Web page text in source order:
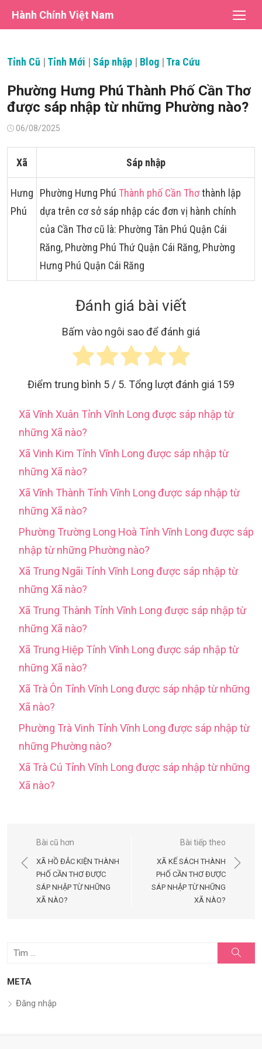
Hành Chính Việt Nam
Tỉnh Cũ | Tỉnh Mới | Sáp nhập | Blog | Tra Cứu
Phường Hưng Phú Thành Phố Cần Thơ
được sáp nhập từ những Phường nào?
Đăng06/08/2025
Xã Sáp nhập
Hưng
Phú
Phường Hưng Phú Thành phố Cần Thơthành lập
dựa trên cơ sở sáp nhập các đơn vị hành chính
của Cần Thơ cũ là: Phường Tân Phú Quận Cái
Răng, Phường Phú Thứ Quận Cái Răng, Phường
Hưng Phú Quận Cái Răng
Đánh giá bài viết
Bấm vào ngôi sao để đánh giá
Điểm trung bình 5 / 5. Tổng lượt đánh giá 159
Xã Vĩnh Xuân Tỉnh Vĩnh Long được sáp nhập từ
những Xã nào?
Xã Vinh Kim Tỉnh Vĩnh Long được sáp nhập từ
những Xã nào?
Xã Vĩnh Thành Tỉnh Vĩnh Long được sáp nhập từ
những Xã nào?
Phường Trường Long Hoà Tỉnh Vĩnh Long được sáp
nhập từ những Phường nào?
Xã Trung Ngãi Tỉnh Vĩnh Long được sáp nhập từ
những Xã nào?
Xã Trung Thành Tỉnh Vĩnh Long được sáp nhập từ
những Xã nào?
Xã Trung Hiệp Tỉnh Vĩnh Long được sáp nhập từ
những Xã nào?
Xã Trà Ôn Tỉnh Vĩnh Long được sáp nhập từ những
Xã nào?
Phường Trà Vinh Tỉnh Vĩnh Long được sáp nhập từ
những Phường nào?
Xã Trà Cú Tỉnh Vĩnh Long được sáp nhập từ những
Xã nào?
Điều
hướng
viết
Bài cũ hơn
XÃ HỒ ĐẮC KIỆN THÀNH
PHỐ CẦN THƠ ĐƯỢC
SÁP NHẬP TỪ NHỮNG
XÃ NÀO?
Bài tiếp theo
XÃ KẾ SÁCH THÀNH
PHỐ CẦN THƠ ĐƯỢC
SÁP NHẬP TỪ NHỮNG
XÃ NÀO?
Tìm
quả
kiếm
META
Đăng nhập